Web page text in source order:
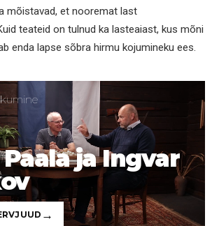
mõistavad, et nooremat last
teateid on tulnud ka lasteaiast, kus mõni
enda lapse sõbra hirmu kojumineku ees.
ja Ingvar